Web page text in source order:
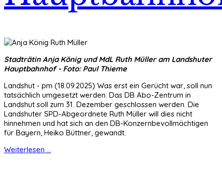
Stadträtin Anja König und MdL Ruth Müller am Landshuter
Hauptbahnhof - Foto: Paul Thieme
Landshut - pm (18.09.2025) Was erst ein Gerücht war, soll nun
tatsächlich umgesetzt werden: Das DB Abo-Zentrum in
Landshut soll zum 31. Dezember geschlossen werden. Die
Landshuter SPD-Abgeordnete Ruth Müller will dies nicht
hinnehmen und hat sich an den DB-Konzernbevollmächtigen
für Bayern, Heiko Büttner, gewandt.
Weiterlesen ...